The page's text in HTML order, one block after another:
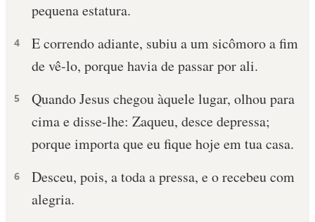
pequena estatura.
4
E correndo adiante, subiu a um sicômoro a fim
de vê-lo, porque havia de passar por ali.
5
Quando Jesus chegou àquele lugar, olhou para
cima e disse-lhe: Zaqueu, desce depressa;
porque importa que eu fique hoje em tua casa.
6
Desceu, pois, a toda a pressa, e o recebeu com
alegria.